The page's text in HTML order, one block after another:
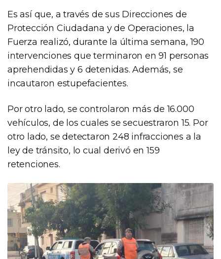
Es así que, a través de sus Direcciones de
Protección Ciudadana y de Operaciones, la
Fuerza realizó, durante la última semana, 190
intervenciones que terminaron en 91 personas
aprehendidas y 6 detenidas. Además, se
incautaron estupefacientes.
Por otro lado, se controlaron más de 16.000
vehículos, de los cuales se secuestraron 15. Por
otro lado, se detectaron 248 infracciones a la
ley de tránsito, lo cual derivó en 159
retenciones.